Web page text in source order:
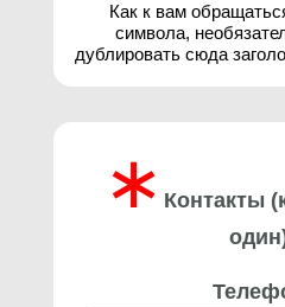
Как к вам
символа,
дублировать сюда
∗ Контакты